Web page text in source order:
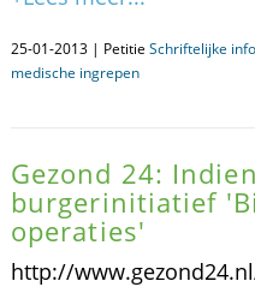
25-01-2013 | Petitie Schriftelijke
medische ingrepen
Gezond 24:
burgerinitiatief
operaties'
http://